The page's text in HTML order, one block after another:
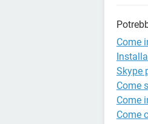
Come
Skype
Come
Come
Come